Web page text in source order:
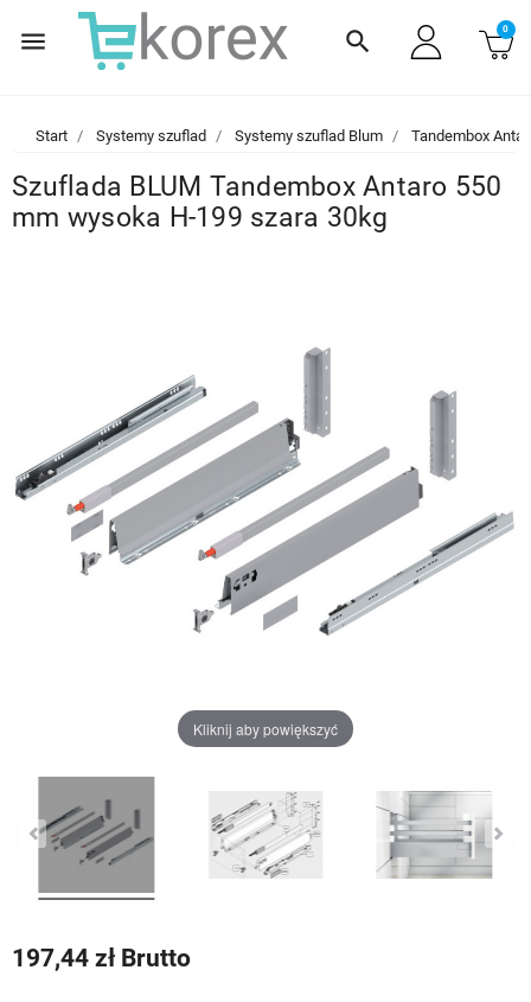
menu search 0
Start Systemy szuflad Systemy szuflad Blum Tandembox
Szuflada BLUM Tandembox Antaro 550
mm wysoka H-199 szara 30kg
Kliknij aby powiększyć
197,44 zł Brutto